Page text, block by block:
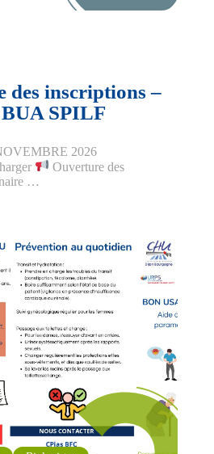
des inscriptions –
BUA SPILF
2026
Ouverture des
…